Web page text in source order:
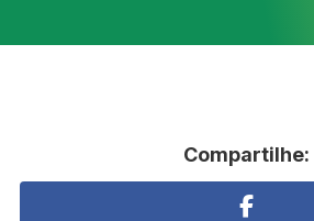
Compartilhe: